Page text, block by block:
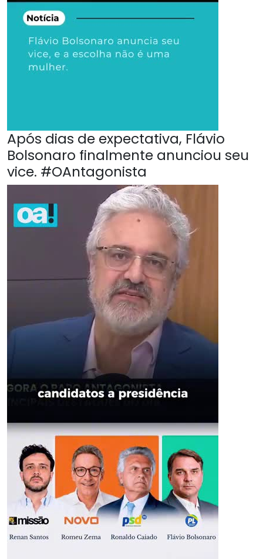
Após dias de expectativa, Flávio
Bolsonaro finalmente anunciou seu
vice. #OAntagonista